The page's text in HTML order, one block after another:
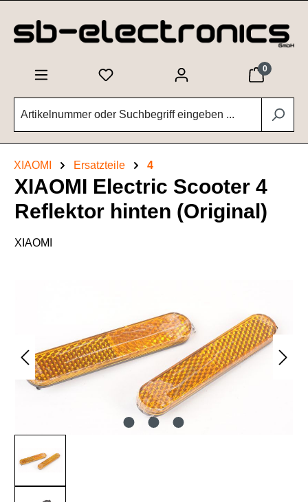
0
XIAOMI Ersatzteile 4
XIAOMI Electric Scooter 4
Reflektor hinten (Original)
XIAOMI